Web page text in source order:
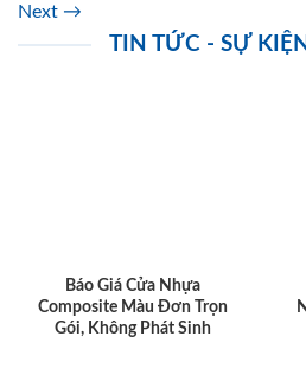
Next →
TIN TỨC - SỰ
Báo Giá Cửa Nhựa
Composite Màu Đơn Trọn
Gói, Không Phát Sinh